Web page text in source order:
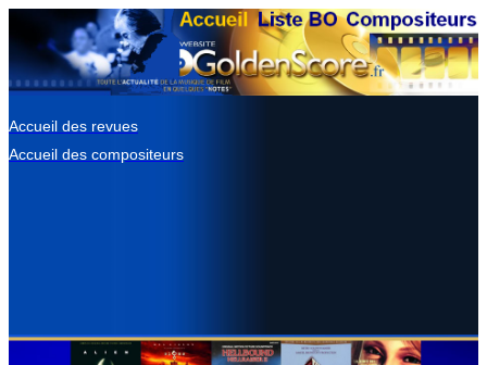
Accueil des revues
Accueil des compositeurs